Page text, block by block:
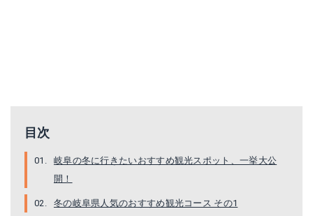
目次
岐阜の冬に行きたいおすすめ観光スポット、一挙大公
開！
冬の岐阜県人気のおすすめ観光コース その1